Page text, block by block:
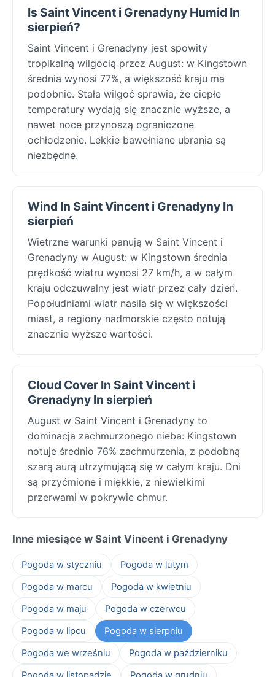
Is Saint Vincent i Grenadyny Humid In
sierpień?
Saint Vincent i Grenadyny jest spowity
tropikalną wilgocią przez August: w Kingstown
średnia wynosi 77%, a większość kraju ma
podobnie. Stała wilgoć sprawia, że ciepłe
temperatury wydają się znacznie wyższe, a
nawet noce przynoszą ograniczone
ochłodzenie. Lekkie bawełniane ubrania są
niezbędne.
Wind In Saint Vincent i Grenadyny In
sierpień
Wietrzne warunki panują w Saint Vincent i
Grenadyny w August: w Kingstown średnia
prędkość wiatru wynosi 27 km/h, a w całym
kraju odczuwalny jest wiatr przez cały dzień.
Popołudniami wiatr nasila się w większości
miast, a regiony nadmorskie często notują
znacznie wyższe wartości.
Cloud Cover In Saint Vincent i
Grenadyny In sierpień
August w Saint Vincent i Grenadyny to
dominacja zachmurzonego nieba: Kingstown
notuje średnio 76% zachmurzenia, z podobną
szarą aurą utrzymującą się w całym kraju. Dni
są przyćmione i miękkie, z niewielkimi
przerwami w pokrywie chmur.
Inne miesiące w Saint Vincent i Grenadyny
Pogoda w styczniu
Pogoda w lutym
Pogoda w marcu
Pogoda w kwietniu
Pogoda w maju
Pogoda w czerwcu
Pogoda w lipcu
Pogoda w sierpniu
Pogoda we wrześniu
Pogoda w październiku